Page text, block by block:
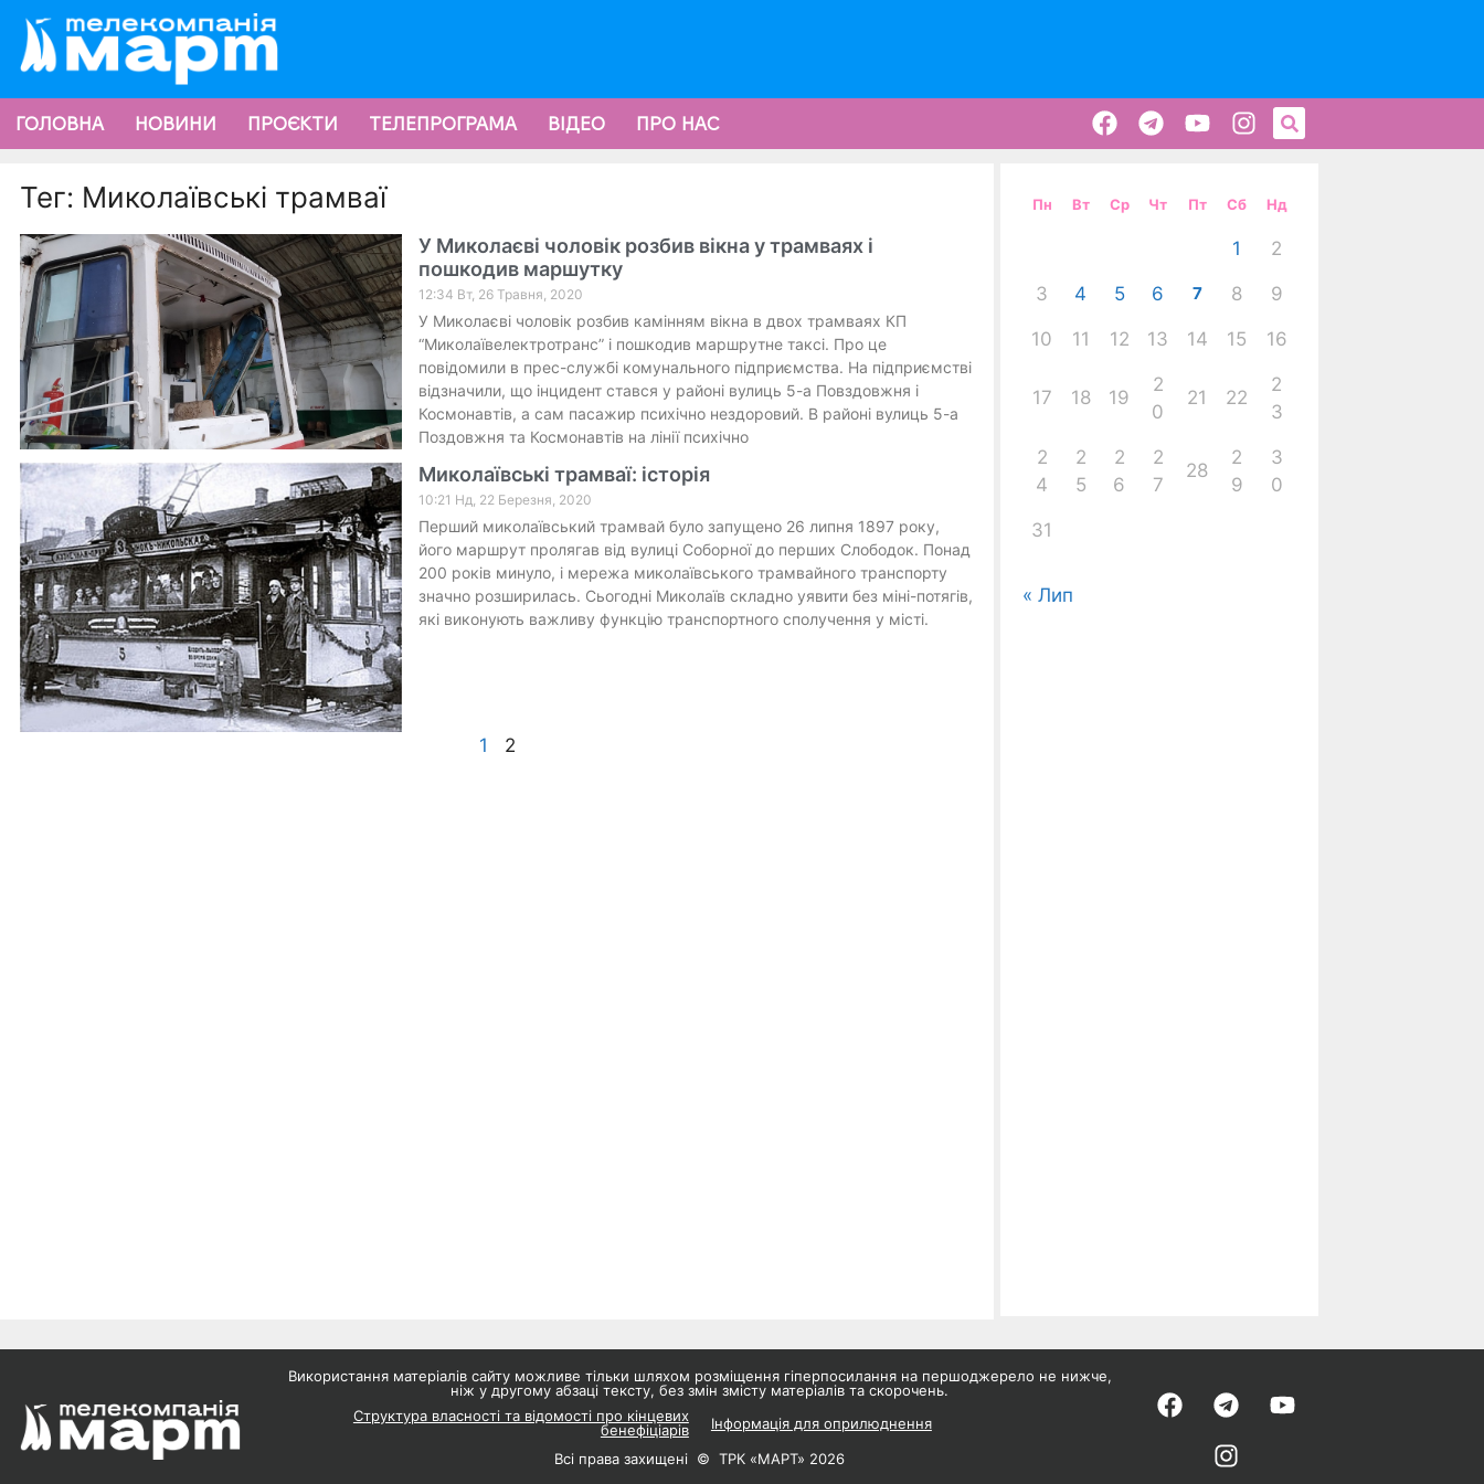
ГОЛОВНА НОВИНИ ПРОЄКТИ ТЕЛЕПРОГРАМА ВІДЕО ПРО НАС
Тег: Миколаївські трамваї
У Миколаєві чоловік розбив вікна у трамваях і
пошкодив маршутку
12:34 Вт, 26 Травня, 2020
У Миколаєві чоловік розбив камінням вікна в двох трамваях КП
“Миколаївелектротранс” і пошкодив маршрутне таксі. Про це
повідомили в прес-службі комунального підприємства. На підприємстві
відзначили, що інцидент стався у районі вулиць 5-а Повздовжня і
Космонавтів, а сам пасажир психічно нездоровий. В районі вулиць 5-а
Поздовжня та Космонавтів на лінії психічно
Миколаївські трамваї: історія
10:21 Нд, 22 Березня, 2020
Перший миколаївський трамвай було запущено 26 липня 1897 року,
його маршрут пролягав від вулиці Соборної до перших Слободок. Понад
200 років минуло, і мережа миколаївського трамвайного транспорту
значно розширилась. Сьогодні Миколаїв складно уявити без міні-потягів,
які виконують важливу функцію транспортного сполучення у місті.
1 2
Пн Вт Ср Чт Пт Сб Нд
1 2
3 4 5 6 7 8 9
10 11 12 13 14 15 16
17 18 19
2
0
21 22
2
3
2
4
2
5
2
6
2
7
28
2
9
3
0
31
« Лип
Використання матеріалів сайту можливе тільки шляхом розміщення гіперпосилання на першоджерело не нижче,
ніж у другому абзаці тексту, без змін змісту матеріалів та скорочень.
Структура власності та відомості про кінцевих
бенефіціарів
Інформація для оприлюднення
Всі права захищені © ТРК «МАРТ» 2026